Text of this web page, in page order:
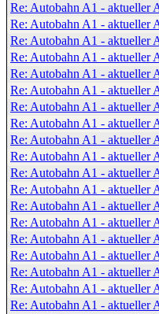
Re: Autobahn A1 - aktueller
Re: Autobahn A1 - aktueller
Re: Autobahn A1 - aktueller
Re: Autobahn A1 - aktueller
Re: Autobahn A1 - aktueller
Re: Autobahn A1 - aktueller
Re: Autobahn A1 - aktueller
Re: Autobahn A1 - aktueller
Re: Autobahn A1 - aktueller
Re: Autobahn A1 - aktueller
Re: Autobahn A1 - aktueller
Re: Autobahn A1 - aktueller
Re: Autobahn A1 - aktueller
Re: Autobahn A1 - aktueller
Re: Autobahn A1 - aktueller
Re: Autobahn A1 - aktueller
Re: Autobahn A1 - aktueller
Re: Autobahn A1 - aktueller
Re: Autobahn A1 - aktueller